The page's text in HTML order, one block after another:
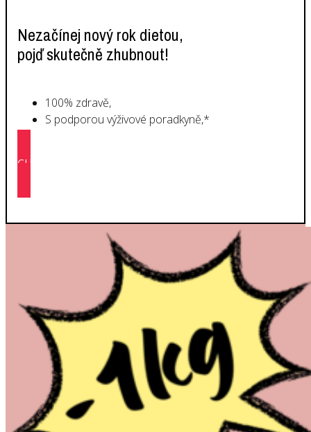
Nezačínej nový rok dietou,
pojď skutečně zhubnout!
100% zdravě,
S podporou výživové poradkyně,*
CHCI SE PŘIDAT ZDARMA